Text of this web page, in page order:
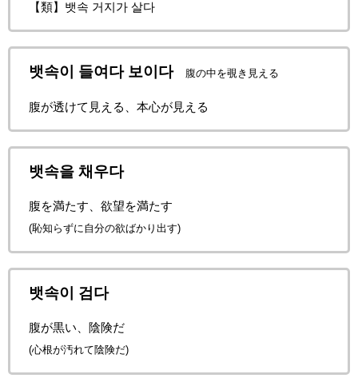
【類】뱃속 거지가 살다
뱃속이 들여다 보이다 腹の中を覗き見える
腹が透けて見える、本心が見える
뱃속을 채우다
腹を満たす、欲望を満たす
(恥知らずに自分の欲ばかり出す)
뱃속이 검다
腹が黒い、陰険だ
(心根が汚れて陰険だ)